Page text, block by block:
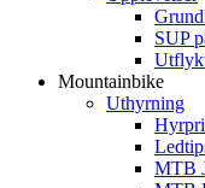
SUP
Mountainbike
Uthyrning
MTB